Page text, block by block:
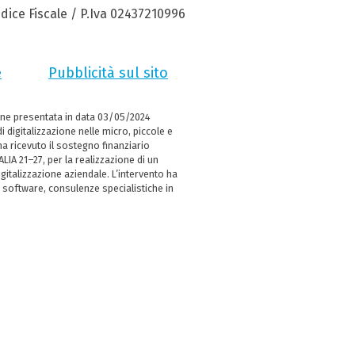
Fiscale / P.Iva 02437210996
Pubblicità sul sito
presentata in data 03/05/2024
digitalizzazione nelle micro, piccole e
ricevuto il sostegno finanziario
21–27, per la realizzazione di un
aziendale. L’intervento ha
consulenze specialistiche in